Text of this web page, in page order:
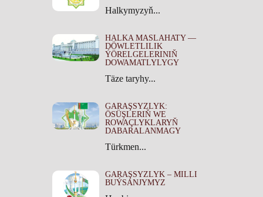
Halkymyzyň...
HALKA MASLAHATY —
DÖWLETLILIK
ÝÖRELGELERINIŇ
DOWAMATLYLYGY
Täze taryhy...
GARAŞSYZLYK:
ÖSÜŞLERIŇ WE
ROWAÇLYKLARYŇ
DABARALANMAGY
Türkmen...
GARAŞSYZLYK – MILLI
BUÝSANJYMYZ